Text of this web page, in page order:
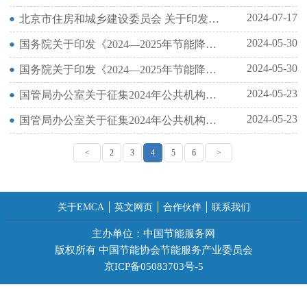
北京市住房和城乡建设委员会 关于印发《北京市建筑绿色发展条例》 行政处罚裁量基准的通知 2024-07-17
国务院关于印发《2024—2025年节能降碳行动方案》的通知 2024-05-30
国务院关于印发《2024—2025年节能降碳行动方案》的通知 2024-05-30
国管局办公室关于征集2024年公共机构绿色低碳技术的通知 2024-05-23
国管局办公室关于征集2024年公共机构绿色低碳技术的通知 2024-05-23
< 2 3 4 5 6 >
关于EMCA 英文网页 合作伙伴 联系我们
主办单位：中国节能服务网
版权所有 中国节能协会节能服务产业委员会
京ICP备05083703号-5